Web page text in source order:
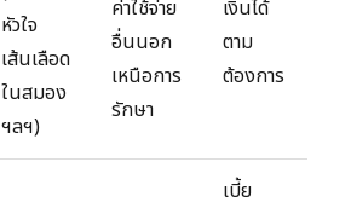
หัวใจ
เส้นเลือด
ในสมอง
ฯลฯ)
ค่าใช้จ่าย
อื่นนอก
เหนือการ
รักษา
เงินได้
ตาม
ต้องการ
เบี้ย